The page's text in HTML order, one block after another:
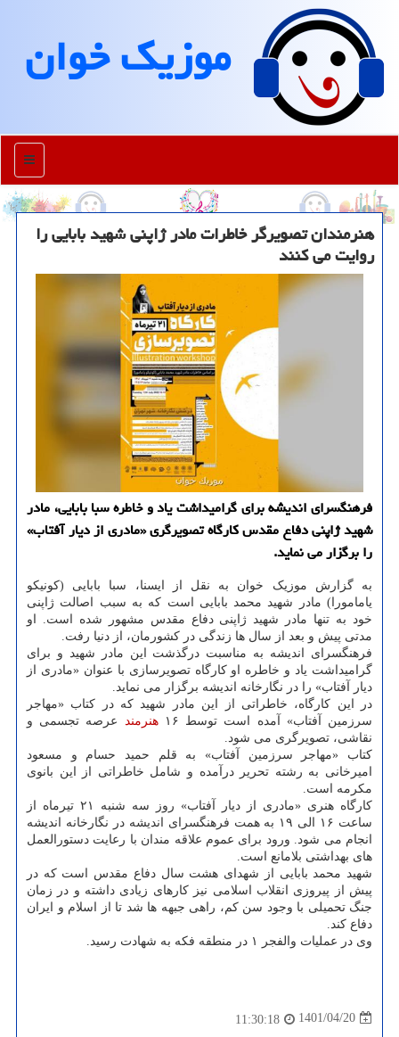
موزیك خوان
منو
هنرمندان تصویرگر خاطرات مادر ژاپنی شهید بابایی را
روایت می کنند
فرهنگسرای اندیشه برای گرامیداشت یاد و خاطره سبا بابایی، مادر
شهید ژاپنی دفاع مقدس کارگاه تصویرگری «مادری از دیار آفتاب»
را برگزار می نماید.
به گزارش موزیک خوان به نقل از ایسنا، سبا بابایی (کونیکو
یامامورا) مادر شهید محمد بابایی است که به سبب اصالت ژاپنی
خود به تنها مادر شهید ژاپنی دفاع مقدس مشهور شده است. او
مدتی پیش و بعد از سال ها زندگی در کشورمان، از دنیا رفت.
فرهنگسرای اندیشه به مناسبت درگذشت این مادر شهید و برای
گرامیداشت یاد و خاطره او کارگاه تصویرسازی با عنوان «مادری از
دیار آفتاب» را در نگارخانه اندیشه برگزار می نماید.
در این کارگاه، خاطراتی از این مادر شهید که در کتاب «مهاجر
سرزمین آفتاب» آمده است توسط ۱۶
هنرمند عرصه تجسمی و
نقاشی، تصویرگری می شود.
کتاب «مهاجر سرزمین آفتاب» به قلم حمید حسام و مسعود
امیرخانی به رشته تحریر درآمده و شامل خاطراتی از این بانوی
مکرمه است.
کارگاه هنری «مادری از دیار آفتاب» روز سه شنبه ۲۱ تیرماه از
ساعت ۱۶ الی ۱۹ به همت فرهنگسرای اندیشه در نگارخانه اندیشه
انجام می شود. ورود برای عموم علاقه مندان با رعایت دستورالعمل
های بهداشتی بلامانع است.
شهید محمد بابایی از شهدای هشت سال دفاع مقدس است که در
پیش از پیروزی انقلاب اسلامی نیز کارهای زیادی داشته و در زمان
جنگ تحمیلی با وجود سن کم، راهی جبهه ها شد تا از اسلام و ایران
دفاع کند.
وی در عملیات والفجر ۱ در منطقه فکه به شهادت رسید.
1401/04/20
11:30:18